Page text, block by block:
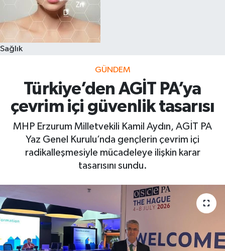
Sağlık
GÜNDEM
Türkiye’den AGİT PA’ya
çevrim içi güvenlik tasarısı
MHP Erzurum Milletvekili Kamil Aydın, AGİT PA
Yaz Genel Kurulu’nda gençlerin çevrim içi
radikalleşmesiyle mücadeleye ilişkin karar
tasarısını sundu.